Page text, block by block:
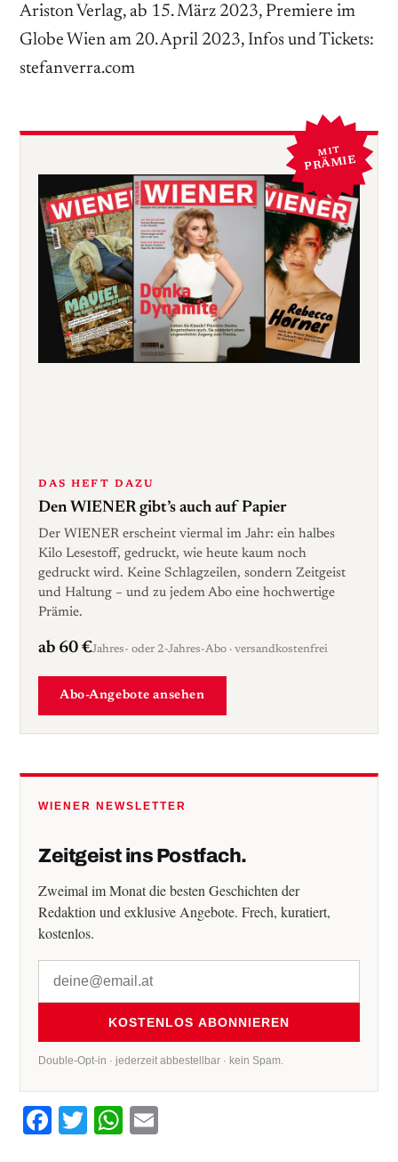
Ariston Verlag, ab 15. März 2023, Premiere im
Globe Wien am 20. April 2023, Infos und Tickets:
stefanverra.com
MIT
PRÄMIE
DAS HEFT DAZU
Den WIENER gibt’s auch auf Papier
Der WIENER erscheint viermal im Jahr: ein halbes
Kilo Lesestoff, gedruckt, wie heute kaum noch
gedruckt wird. Keine Schlagzeilen, sondern Zeitgeist
und Haltung – und zu jedem Abo eine hochwertige
Prämie.
ab 60 €Jahres- oder 2-Jahres-Abo · versandkostenfrei
Abo-Angebote ansehen
WIENER NEWSLETTER
Zeitgeist ins Postfach.
Zweimal im Monat die besten Geschichten der
Redaktion und exklusive Angebote. Frech, kuratiert,
kostenlos.
KOSTENLOS ABONNIEREN
Double-Opt-in · jederzeit abbestellbar · kein Spam.
Facebook
TwitterWhatsApp